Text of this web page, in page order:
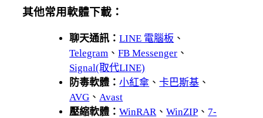
其他常用軟體下載：
聊天通訊：LINE 電腦板 、
Telegram 、FB Messenger 、
Signal(取代LINE)
防毒軟體：小紅傘 、卡巴斯基 、
AVG 、 Avast
壓縮軟體：WinRAR 、WinZIP 、 7-